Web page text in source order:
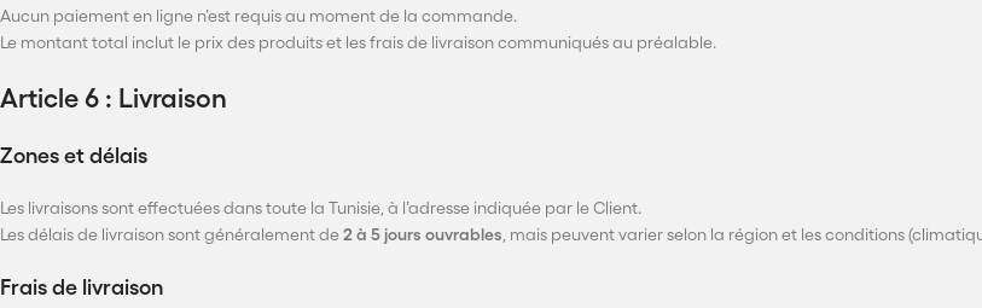
Aucun paiement en ligne n’est requis au moment de la commande.
Le montant total inclut le prix des produits et les frais de livraison communiqués au préalable.
Article 6 : Livraison
Zones et délais
Les livraisons sont effectuées dans toute la Tunisie, à l’adresse indiquée par le Client.
Les délais de livraison sont généralement de2 à 5 jours ouvrables , mais peuvent varier selon la région et les conditions
Frais de livraison